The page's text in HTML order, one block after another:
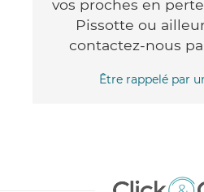
vos proches en
Pissotte ou
contactez-nous
Être rappelé par